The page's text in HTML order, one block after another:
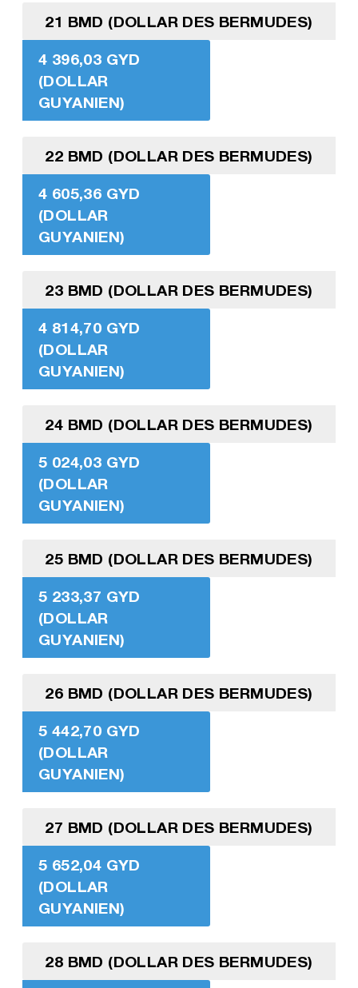
21 BMD (DOLLAR DES BERMUDES)
4 396,03 GYD
(DOLLAR
GUYANIEN)
22 BMD (DOLLAR DES BERMUDES)
4 605,36 GYD
(DOLLAR
GUYANIEN)
23 BMD (DOLLAR DES BERMUDES)
4 814,70 GYD
(DOLLAR
GUYANIEN)
24 BMD (DOLLAR DES BERMUDES)
5 024,03 GYD
(DOLLAR
GUYANIEN)
25 BMD (DOLLAR DES BERMUDES)
5 233,37 GYD
(DOLLAR
GUYANIEN)
26 BMD (DOLLAR DES BERMUDES)
5 442,70 GYD
(DOLLAR
GUYANIEN)
27 BMD (DOLLAR DES BERMUDES)
5 652,04 GYD
(DOLLAR
GUYANIEN)
28 BMD (DOLLAR DES BERMUDES)